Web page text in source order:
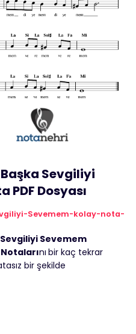
Sevgiliyi
PDF Dosyası
Sevemem-kolay-nota-
Sevemem
nı bir kaç tekrar
bir şekilde